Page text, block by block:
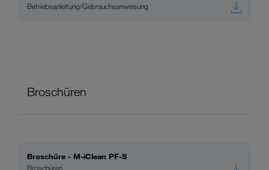
Betriebsanleitung/Gebrauchsanweisung
Broschüren
Broschüre - M-iClean PF-S
Broschüren